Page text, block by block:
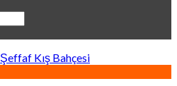
Şeffaf Kış Bahçesi